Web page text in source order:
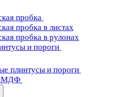
пробка
пробка в листах
пробка в рулонах
и пороги
плинтусы и пороги
МДФ